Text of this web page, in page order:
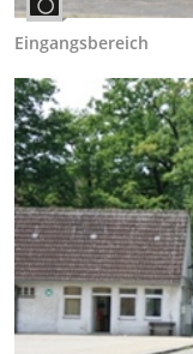
Eingangsbereich